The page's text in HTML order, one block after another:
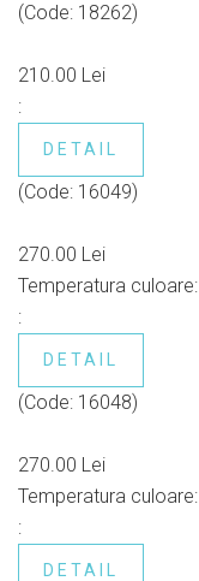
(Code: 18262)
210.00 Lei
:
DETAIL
(Code: 16049)
270.00 Lei
Temperatura culoare:
:
DETAIL
(Code: 16048)
270.00 Lei
Temperatura culoare:
:
DETAIL